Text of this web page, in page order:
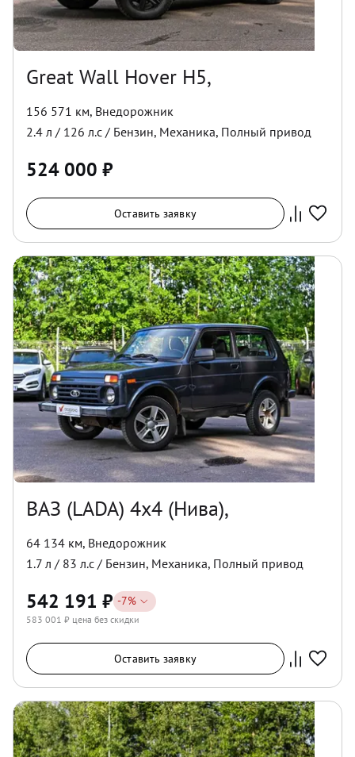
Great Wall Hover H5,
156 571 км, Внедорожник
2.4 л / 126 л.с / Бензин, Механика, Полный привод
524 000 ₽
Оставить заявку
ВАЗ (LADA) 4x4 (Нива),
64 134 км, Внедорожник
1.7 л / 83 л.с / Бензин, Механика, Полный привод
542 191 ₽ -7%
583 001 ₽ цена без скидки
Оставить заявку